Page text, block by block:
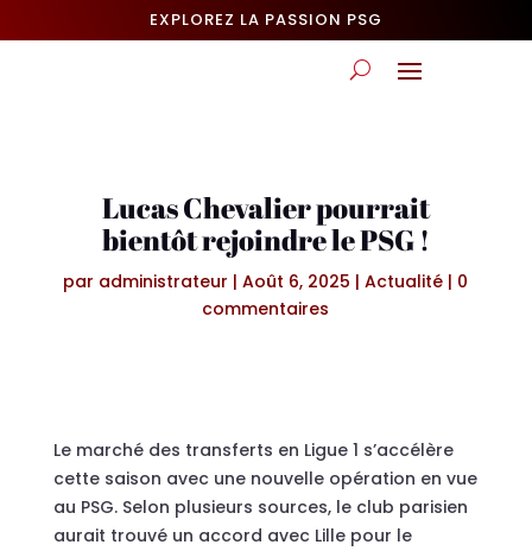
EXPLOREZ LA PASSION PSG
Lucas Chevalier pourrait
bientôt rejoindre le PSG !
par administrateur |Août 6, 2025 |Actualité | 0
commentaires
Le marché des transferts en Ligue 1 s’accélère
cette saison avec une nouvelle opération en vue
au PSG. Selon plusieurs sources, le club parisien
aurait trouvé un accord avec Lille pour le